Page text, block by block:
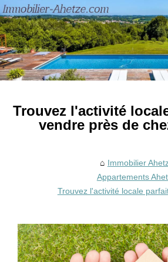
Trouvez l'activité
vendre près de
Immobilier
Appartements
Trouvez l'activité locale